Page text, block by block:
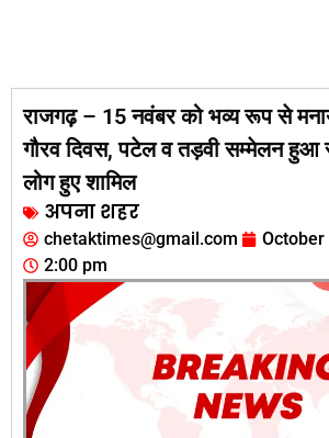
राजगढ़ – 15 नवंबर को भव्य रूप से
गौरव दिवस, पटेल व तड़वी सम्मेलन हुआ
लोग हुए शामिल
अपना शहर
chetaktimes@gmail.com
October
2:00 pm